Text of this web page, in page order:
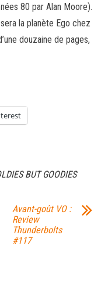
80 par Alan Moore).
la planète Ego chez
douzaine de pages,
BUT GOODIES
Avant-goût VO :
Review
Thunderbolts
#117